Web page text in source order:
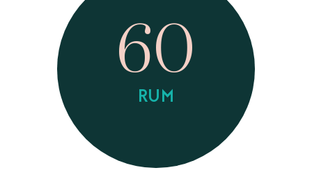
60
RUM